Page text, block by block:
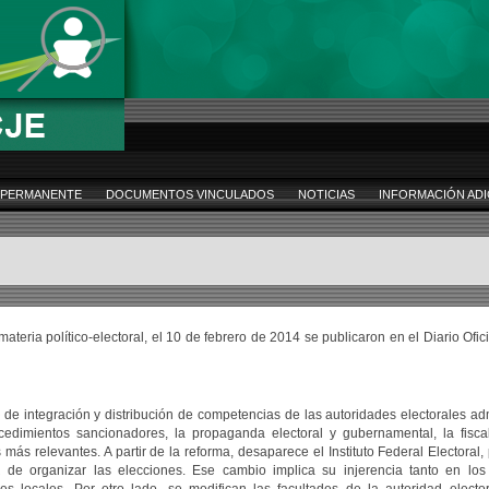
DOCUMENTOS VINCULADOS NOTICIAS INFORMACIÓN
político-electoral, el 10 de febrero de 2014 se publicaron en el Diario
integración y distribución de competencias de las autoridades electorales
sancionadores, la propaganda electoral y gubernamental, la
relevantes. A partir de la reforma, desaparece el Instituto Federal
de organizar las elecciones. Ese cambio implica su injerencia tanto en